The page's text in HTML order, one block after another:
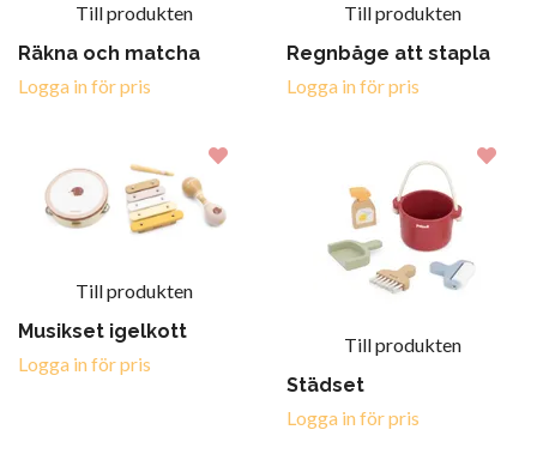
Till produkten
Räkna och matcha
Logga in för pris
Till produkten
Regnbåge att stapla
Logga in för pris
Till produkten
Musikset igelkott
Logga in för pris
Till produkten
Städset
Logga in för pris